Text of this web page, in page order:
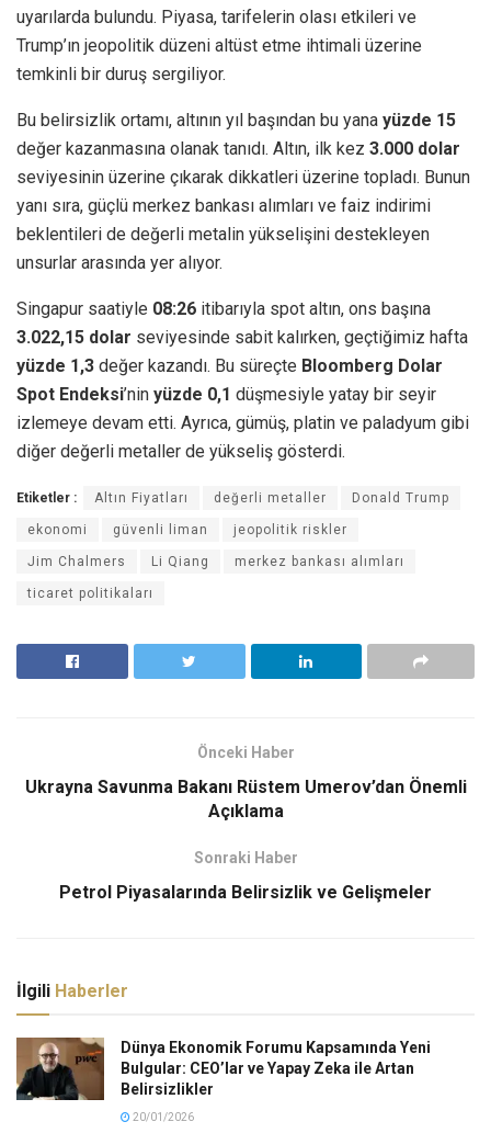
uyarılarda bulundu. Piyasa, tarifelerin olası etkileri ve
Trump’ın jeopolitik düzeni altüst etme ihtimali üzerine
temkinli bir duruş sergiliyor.
Bu belirsizlik ortamı, altının yıl başından bu yana yüzde 15
değer kazanmasına olanak tanıdı. Altın, ilk kez 3.000 dolar
seviyesinin üzerine çıkarak dikkatleri üzerine topladı. Bunun
yanı sıra, güçlü merkez bankası alımları ve faiz indirimi
beklentileri de değerli metalin yükselişini destekleyen
unsurlar arasında yer alıyor.
Singapur saatiyle 08:26 itibarıyla spot altın, ons başına
3.022,15 dolar seviyesinde sabit kalırken, geçtiğimiz hafta
yüzde 1,3 değer kazandı. Bu süreçte Bloomberg Dolar
Spot Endeksi’nin yüzde 0,1 düşmesiyle yatay bir seyir
izlemeye devam etti. Ayrıca, gümüş, platin ve paladyum gibi
diğer değerli metaller de yükseliş gösterdi.
Etiketler : Altın Fiyatları değerli metaller Donald Trump
ekonomi güvenli liman jeopolitik riskler
Jim Chalmers Li Qiang merkez bankası alımları
ticaret politikaları
Önceki Haber
Ukrayna Savunma Bakanı Rüstem Umerov’dan Önemli
Açıklama
Sonraki Haber
Petrol Piyasalarında Belirsizlik ve Gelişmeler
İlgili Haberler
Dünya Ekonomik Forumu Kapsamında Yeni
Bulgular: CEO’lar ve Yapay Zeka ile Artan
Belirsizlikler
20/01/2026